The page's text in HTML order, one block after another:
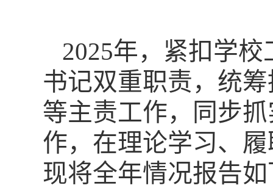
2025年，紧扣学
书记双重职责，统
等主责工作，同步
作，在理论学习、
现将全年情况报告